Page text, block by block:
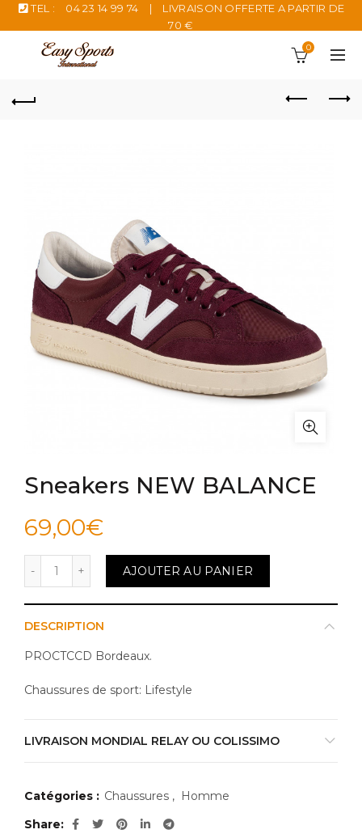
TEL : 04 23 14 99 74 |
LIVRAISON OFFERTE A PARTIR DE
70 €
0
Sneakers NEW BALANCE
69,00€
quantité de Sneakers NEW BALANCE
AJOUTER AU PANIER
DESCRIPTION
PROCTCCD Bordeaux.
Chaussures de sport: Lifestyle
LIVRAISON MONDIAL RELAY OU COLISSIMO
Catégories : Chaussures , Homme
Share